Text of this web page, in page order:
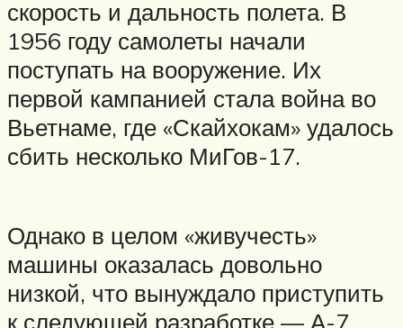
скорость и дальность полета. В
1956 году самолеты начали
поступать на вооружение. Их
первой кампанией стала война во
Вьетнаме, где «Скайхокам» удалось
сбить несколько МиГов-17.
Однако в целом «живучесть»
машины оказалась довольно
низкой, что вынуждало приступить
к следующей разработке — А-7